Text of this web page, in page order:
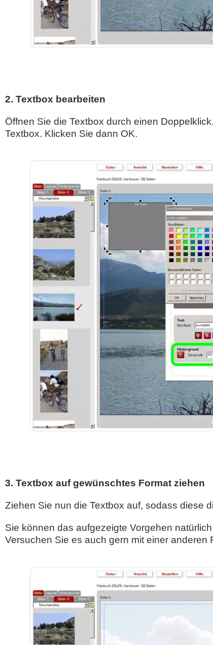
2. Textbox bearbeiten
Öffnen Sie die Textbox durch einen
Textbox. Klicken Sie dann OK.
3. Textbox auf gewünschtes Format ziehen
Ziehen Sie nun die Textbox auf, sodass diese
Sie können das aufgezeigte Vorgehen
Versuchen Sie es auch gern mit einer